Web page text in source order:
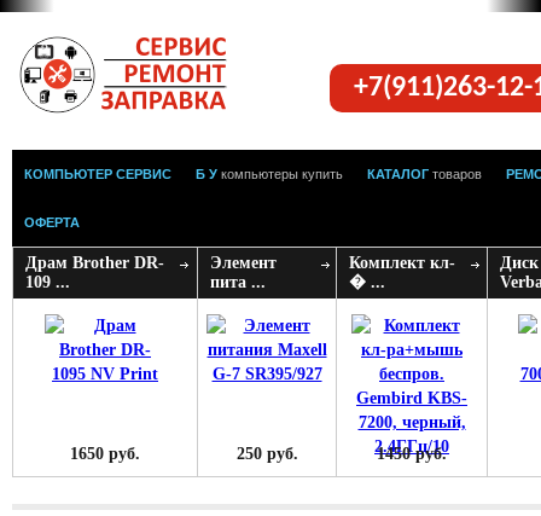
+7(911)263-
КОМПЬЮТЕР СЕРВИС Б У компьютеры купить КАТАЛОГ товаров
ОФЕРТА
Драм Brother DR-
109 ...
1650 руб.
Элемент
пита ...
250 руб.
Комплект кл-
� ...
1450 руб.